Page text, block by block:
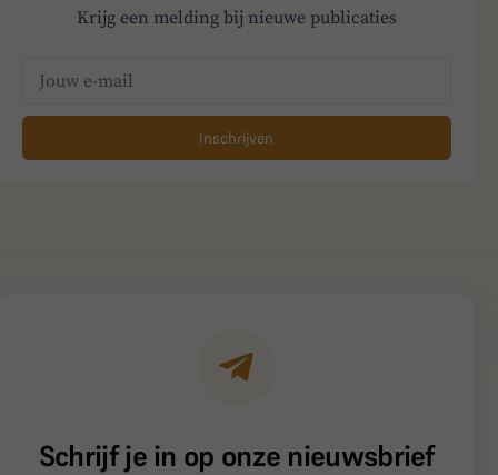
Krijg een melding bij nieuwe publicaties
Inschrijven
Schrijf je in op onze nieuwsbrief